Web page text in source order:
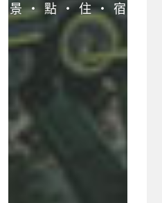
景 ‧ 點 ‧ 住 ‧ 宿